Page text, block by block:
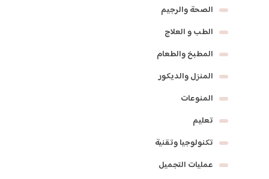
الصحة والرجيم
الطب و العلاج
المطبخ والطعام
المنزل والديكور
المنوعات
تعليم
تكنولوجيا وتقنية
عمليات التجميل